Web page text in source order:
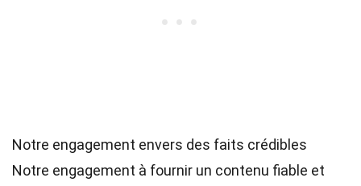
Notre engagement envers des faits crédibles
Notre engagement à fournir un contenu fiable et